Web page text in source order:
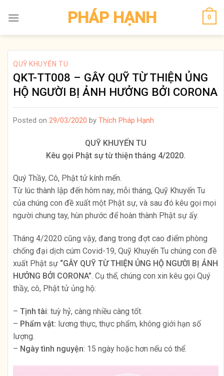
PHÁP HẠNH 0
QUỸ KHUYẾN TU
QKT-TT008 – GÂY QUỸ TỪ THIỆN ỦNG
HỘ NGƯỜI BỊ ẢNH HƯỞNG BỞI CORONA
Posted on 29/03/2020 by Thích Pháp Hạnh
QUỸ KHUYẾN TU
Kêu gọi Phật sự từ thiện tháng 4/2020.
Quý Thầy, Cô, Phật tử kính mến.
Từ lúc thành lập đến hôm nay, mỗi tháng, Quỹ Khuyến Tu
của chúng con đề xuất một Phật sự, và sau đó kêu gọi mọi
người chung tay, hùn phước để hoàn thành Phật sự ấy.
Tháng 4/2020 cũng vậy, đang trong đợt cao điểm phòng
chống đại dịch cúm Covid-19, Quỹ Khuyến Tu chúng con đề
xuất Phật sự “GÂY QUỸ TỪ THIỆN ỦNG HỘ NGƯỜI BỊ ẢNH
HƯỞNG BỞI CORONA”. Cụ thể, chúng con xin kêu gọi Quý
thầy, cô, Phật tử ủng hộ:
– Tịnh tài: tuỳ hỷ, càng nhiều càng tốt.
– Phẩm vật: lương thực, thực phẩm, không giới hạn số
lượng.
– Ngày tình nguyện: 15 ngày hoặc hơn nếu có thể.